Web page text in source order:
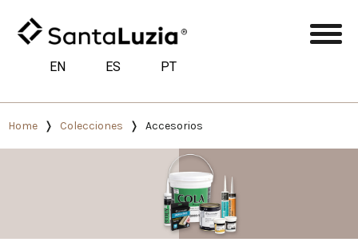
EN ES PT
Home Colecciones Accesorios